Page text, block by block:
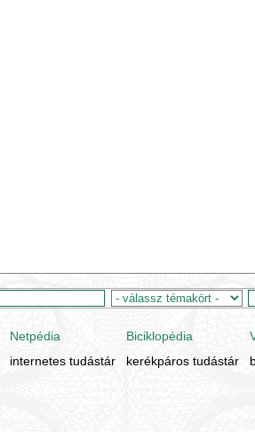
Netpédia Biciklopédia
internetes tudástár kerékpáros tudástár